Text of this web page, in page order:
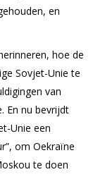
en
hoe de
Sovjet-Unie te
van
En nu bevrijdt
Unie een
om Oekraïne
te doen